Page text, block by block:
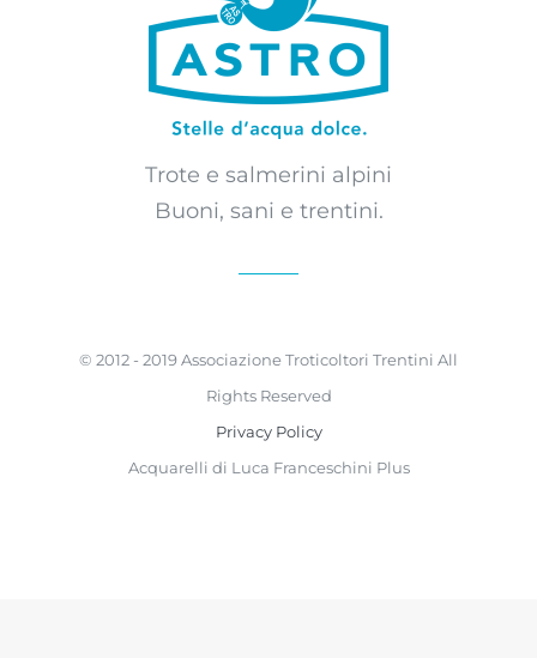
Trote e salmerini alpini
Buoni, sani e trentini.
© 2012 - 2019 Associazione Troticoltori Trentini All
Rights Reserved
Privacy Policy
Acquarelli di Luca Franceschini Plus